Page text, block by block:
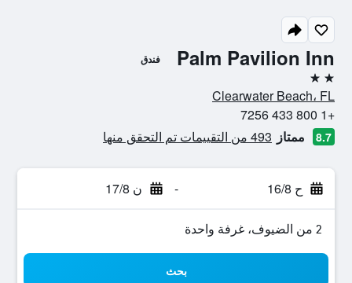
Palm Pavilion Inn فندق
2 نجمتين
Clearwater Beach، FL
+1 800 433 7256
8.7 ممتاز 493 من التقييمات تم التحقق منها
ح 16/8 - ن 17/8
2 من الضيوف، غرفة واحدة
بحث